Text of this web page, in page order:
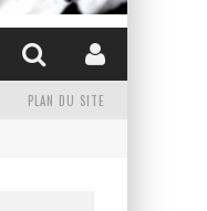
PLAN DU SITE